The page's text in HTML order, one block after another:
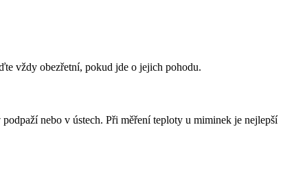
vždy obezřetní, pokud jde o jejich pohodu.
nebo v ústech. Při měření teploty u miminek je nejlepší